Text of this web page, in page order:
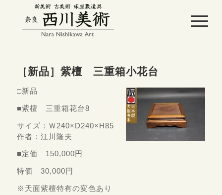
［新品］紫檀 三重箱小花台
□新品
■紫檀 三重箱花台8
サイズ：Ｗ240×D240×H85
作者：江川隆夫
■定価 150,000円
特価 30,000円
※天面紫檀特有の変色あり